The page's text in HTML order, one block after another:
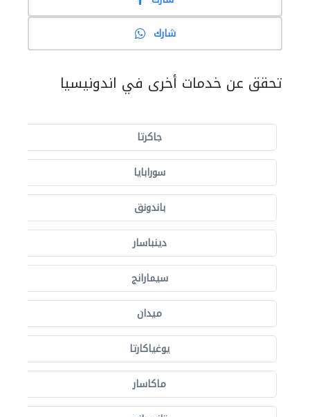
شارك
تحقق عن خدمات أخرى في اندونيسيا
جاكرتا
سورابايا
باندونق
دينباسار
سيمارانج
ميدان
يوغياكارتا
ماكاسار